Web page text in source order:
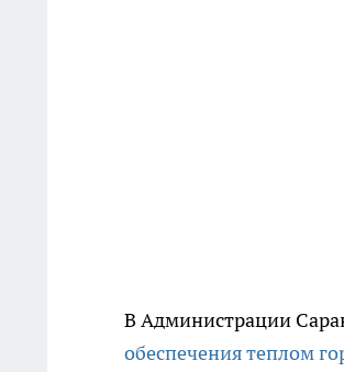
В Администрации
обеспечения теплом